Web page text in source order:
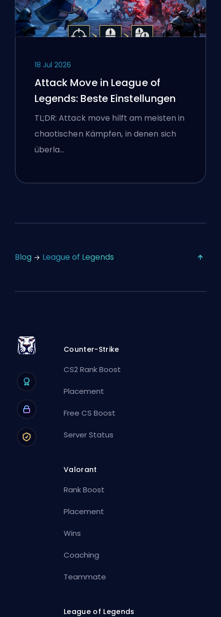
18 Jul 2026
Attack Move in League of
Legends: Beste Einstellungen
TL;DR: Attack move hilft am meisten in
chaotischen Kämpfen, in denen sich
überla…
Blog League of Legends
Counter-Strike
CS2 Rank Boost
Placement
Free CS Boost
Server Status
Valorant
Rank Boost
Placement
Wins
Coaching
Teammate
League of Legends